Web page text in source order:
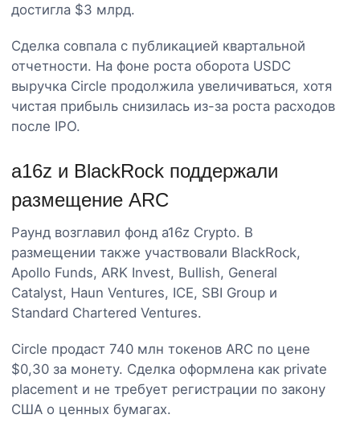
достигла $3 млрд.
Сделка совпала с публикацией квартальной
отчетности. На фоне роста оборота USDC
выручка Circle продолжила увеличиваться, хотя
чистая прибыль снизилась из-за роста расходов
после IPO.
a16z и BlackRock поддержали
размещение ARC
Раунд возглавил фонд a16z Crypto. В
размещении также участвовали BlackRock,
Apollo Funds, ARK Invest, Bullish, General
Catalyst, Haun Ventures, ICE, SBI Group и
Standard Chartered Ventures.
Circle продаст 740 млн токенов ARC по цене
$0,30 за монету. Сделка оформлена как private
placement и не требует регистрации по закону
США о ценных бумагах.